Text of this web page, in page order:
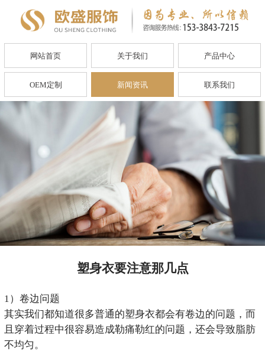
网站首页 关于我们 产品中心
OEM定制 新闻资讯 联系我们
塑身衣要注意那几点
1）卷边问题
其实我们都知道很多普通的塑身衣都会有卷边的问题，而
且穿着过程中很容易造成勒痛勒红的问题，还会导致脂肪
不均匀。